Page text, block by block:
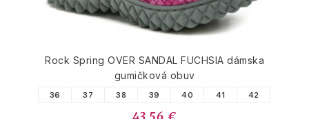
Rock Spring OVER SANDAL FUCHSIA dámska
gumičková obuv
36 37 38 39 40 41 42